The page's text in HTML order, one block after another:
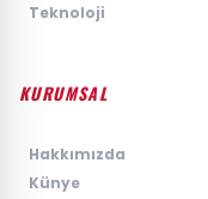
Teknoloji
KURUMSAL
Hakkımızda
Künye